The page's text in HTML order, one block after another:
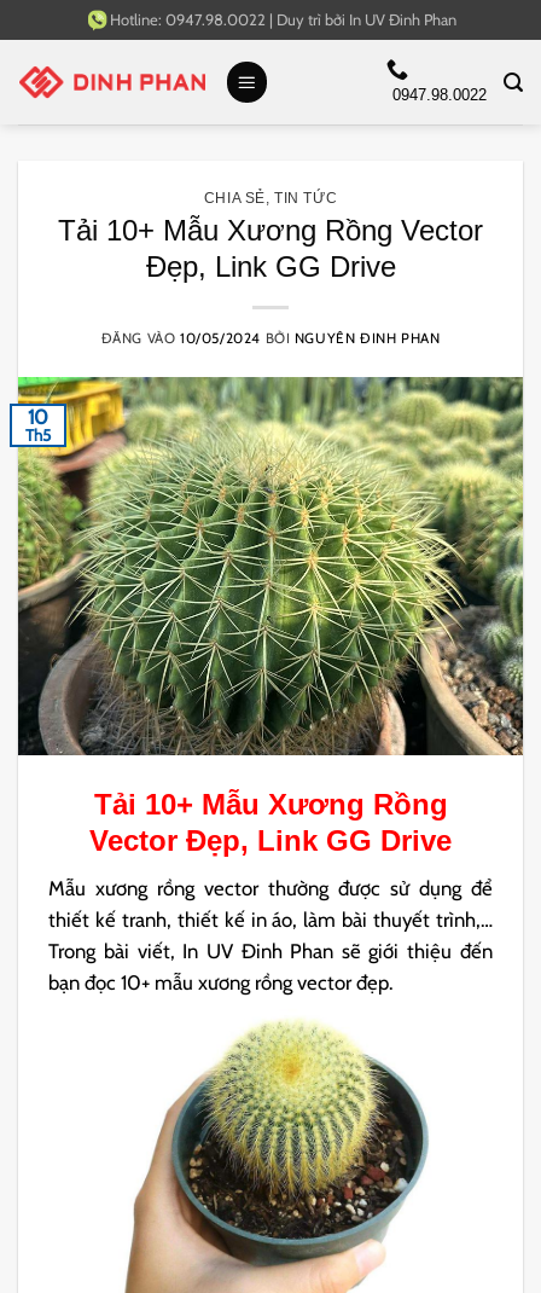
qua
nội
Hotline: 0947.98.0022 | Duy trì bởi In UV Đinh Phan
0947.98.0022
CHIA SẺ ,TIN TỨC
Tải 10+ Mẫu Xương Rồng Vector
Đẹp, Link GG Drive
ĐĂNG VÀO10/05/2024 BỞI NGUYÊN ĐINH PHAN
10
Th5
Tải 10+ Mẫu Xương Rồng
Vector Đẹp, Link GG Drive
Mẫu xương rồng vector thường được sử dụng để
thiết kế tranh, thiết kế in áo, làm bài thuyết trình,…
Trong bài viết, In UV Đinh Phan sẽ giới thiệu đến
bạn đọc 10+ mẫu xương rồng vector đẹp.